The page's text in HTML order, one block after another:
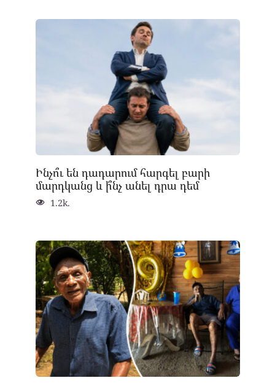
Ինչո՞ւ են դադարում հարգել բարի
մարդկանց և ի՞նչ անել դրա դեմ
1.2k.